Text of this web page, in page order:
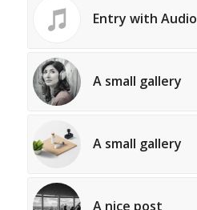
Entry with Audio
A small gallery
A small gallery
A nice post